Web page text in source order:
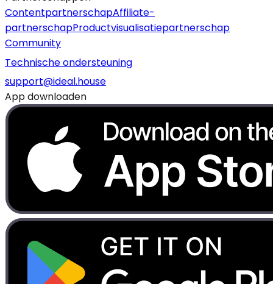
ContentpartnerschapAffiliate-
partnerschapProductvisualisatiepartnerschap
Community
Technische ondersteuning
support@ideal.house
App downloaden